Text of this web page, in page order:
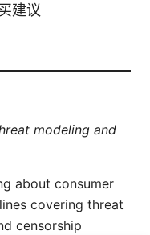
建议
modeling and
about consumer
covering threat
censorship